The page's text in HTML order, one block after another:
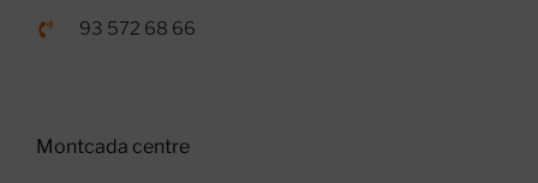
93 572 68 66
Montcada centre